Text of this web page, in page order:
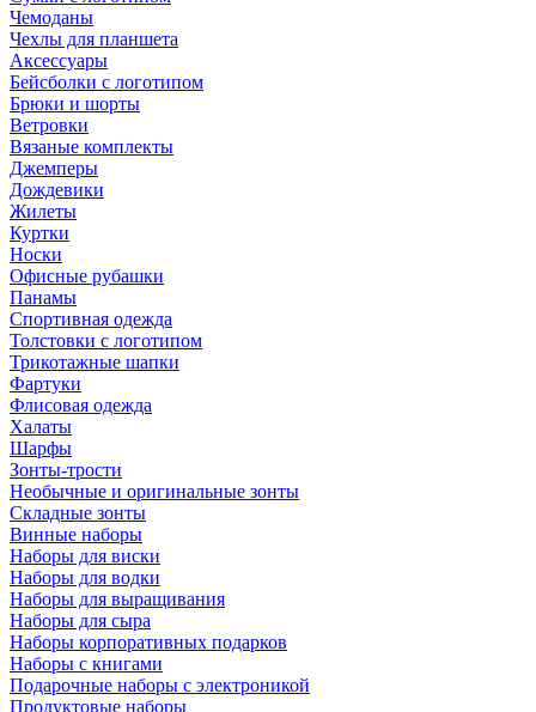
Чемоданы
Чехлы для планшета
Аксессуары
Бейсболки с логотипом
Брюки и шорты
Ветровки
Вязаные комплекты
Джемперы
Дождевики
Жилеты
Куртки
Носки
Офисные рубашки
Панамы
Спортивная одежда
Толстовки с логотипом
Трикотажные шапки
Фартуки
Флисовая одежда
Халаты
Шарфы
Зонты-трости
Необычные и оригинальные зонты
Складные зонты
Винные наборы
Наборы для виски
Наборы для водки
Наборы для выращивания
Наборы для сыра
Наборы корпоративных подарков
Наборы с книгами
Подарочные наборы с электроникой
Продуктовые наборы